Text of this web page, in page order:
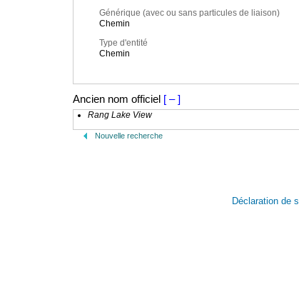
Générique (avec ou sans particules de liaison)
Chemin
Type d'entité
Chemin
Ancien nom officiel [ – ]
Rang Lake View
Nouvelle recherche
Déclaration de